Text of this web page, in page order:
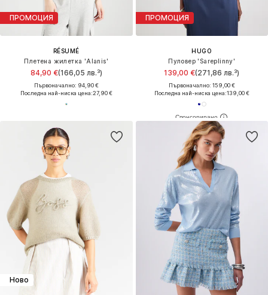
ПРОМОЦИЯ
RÉSUMÉ
Плетена жилетка 'Alanis'
84,90 €(166,05 лв.³)
Първоначално: 94,90 €
Последна най-ниска цена:27,90 €
ПРОМОЦИЯ
HUGO
Пуловер 'Sareplinny'
139,00 €(271,86 лв.³)
Първоначално: 159,00 €
Последна най-ниска цена:139,00 €
Ново